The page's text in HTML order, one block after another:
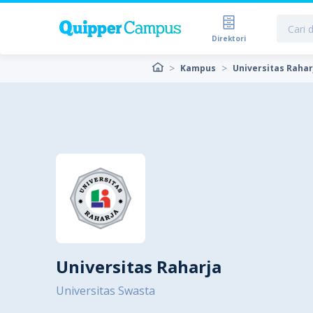
Direktori
Kampus Universitas
Universitas Raharja
Universitas Swasta